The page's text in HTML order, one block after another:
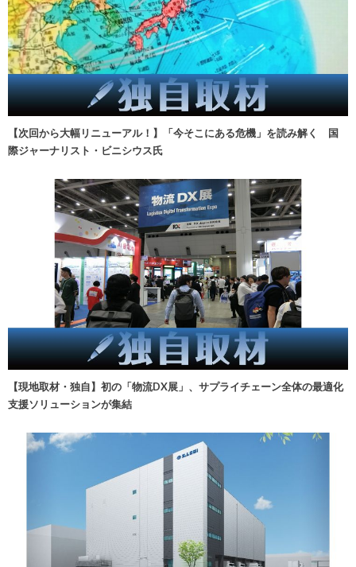
【次回から大幅リニューアル！】「今そこにある危機」を読み解く 国
際ジャーナリスト・ビニシウス氏
【現地取材・独自】初の「物流DX展」、サプライチェーン全体の最適化
支援ソリューションが集結